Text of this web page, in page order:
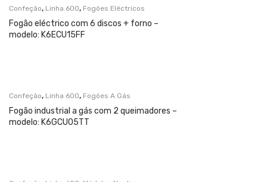
Confeção, Linha 600, Fogões Eléctricos
Fogão eléctrico com 6 discos + forno –
modelo: K6ECU15FF
Confeção, Linha 600, Fogões A Gás
Fogão industrial a gás com 2 queimadores –
modelo: K6GCU05TT